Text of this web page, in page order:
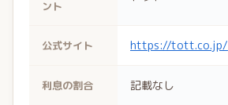
ント
公式サイト https://tott.co.jp/
利息の割合 記載なし